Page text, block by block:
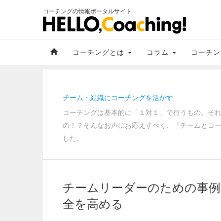
コーチングの情報ポータルサイト
コーチングとは コラム コーチ
チーム・組織にコーチングを活かす
コーチングは基本的に「１対１」で行うもの。そ
の！？そんなお声にお応えすべく、「チームとコ
した。
チームリーダーのための事
全を高める